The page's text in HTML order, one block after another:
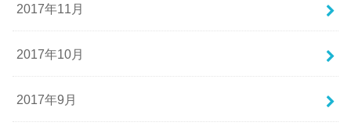
2017年11月
2017年10月
2017年9月